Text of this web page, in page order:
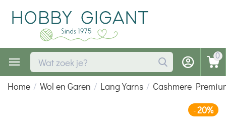
0
Home / Wol en Garen / Lang Yarns / Cashmere
-20%